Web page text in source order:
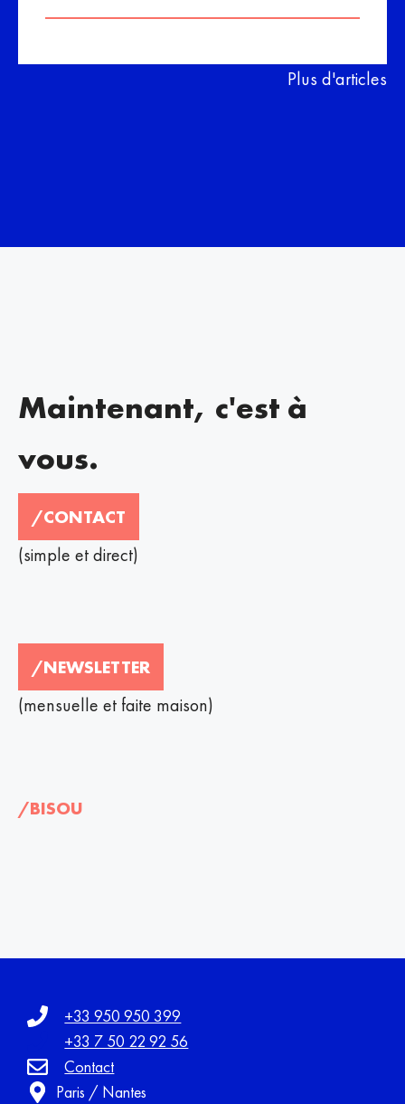
Plus d'articles
Maintenant, c'est à
vous.
/CONTACT
(simple et direct)
/NEWSLETTER
(mensuelle et faite maison)
/BISOU
+33 950 950 399
+33 7 50 22 92 56
Contact
Paris / Nantes